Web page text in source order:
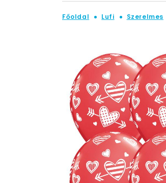
Főoldal Lufi Szerelmes